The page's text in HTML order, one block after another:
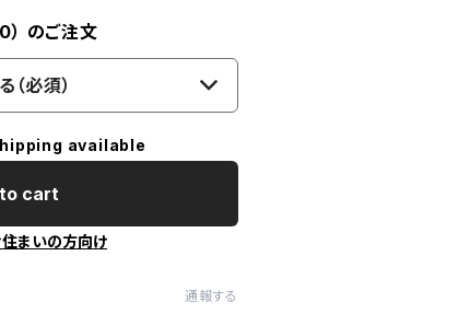
のご注文
（必須）
available
cart
まいの方向け
通報する